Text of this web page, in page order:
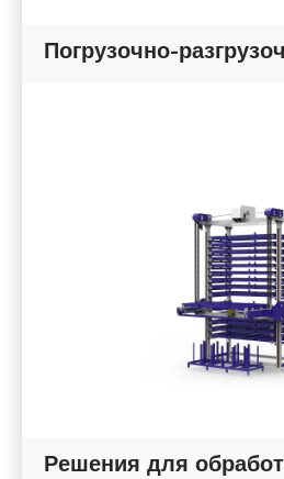
Погрузочно-
Решения для